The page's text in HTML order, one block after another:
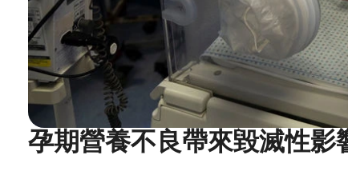
孕期營養不良帶來毀滅性影